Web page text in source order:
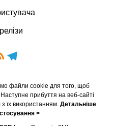
файли cookie для того, щоб
прибуття на веб-сайті
їх використанням. Детальніше
>